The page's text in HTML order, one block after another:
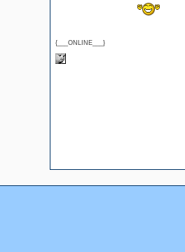
{___ONLINE___}